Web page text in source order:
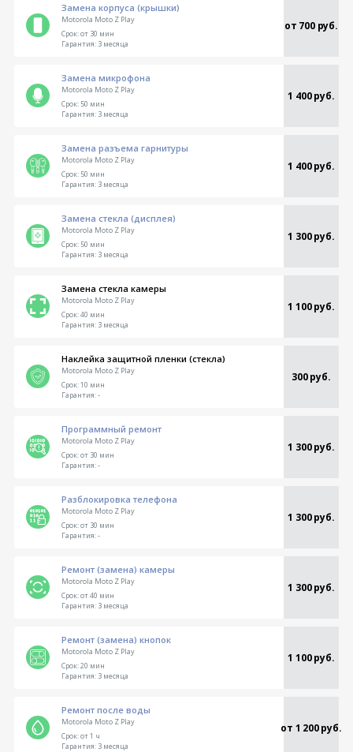
Замена корпуса (крышки)
Motorola Moto Z Play от 700 руб.
Срок:от 30 мин
Гарантия:3 месяца
Замена микрофона
Motorola Moto Z Play 1 400 руб.
Срок:50 мин
Гарантия:3 месяца
Замена разъема гарнитуры
Motorola Moto Z Play 1 400 руб.
Срок:50 мин
Гарантия:3 месяца
Замена стекла (дисплея)
Motorola Moto Z Play 1 300 руб.
Срок:50 мин
Гарантия:3 месяца
Замена стекла камеры
Motorola Moto Z Play 1 100 руб.
Срок:40 мин
Гарантия:3 месяца
Наклейка защитной пленки (стекла)
Motorola Moto Z Play 300 руб.
Срок:10 мин
Гарантия:-
Программный ремонт
Motorola Moto Z Play 1 300 руб.
Срок:от 30 мин
Гарантия:-
Разблокировка телефона
Motorola Moto Z Play 1 300 руб.
Срок:от 30 мин
Гарантия:-
Ремонт (замена) камеры
Motorola Moto Z Play 1 300 руб.
Срок:от 40 мин
Гарантия:3 месяца
Ремонт (замена) кнопок
Motorola Moto Z Play 1 100 руб.
Срок:20 мин
Гарантия:3 месяца
Ремонт после воды
Motorola Moto Z Play от 1 200 руб.
Срок:от 1 ч
Гарантия:3 месяца